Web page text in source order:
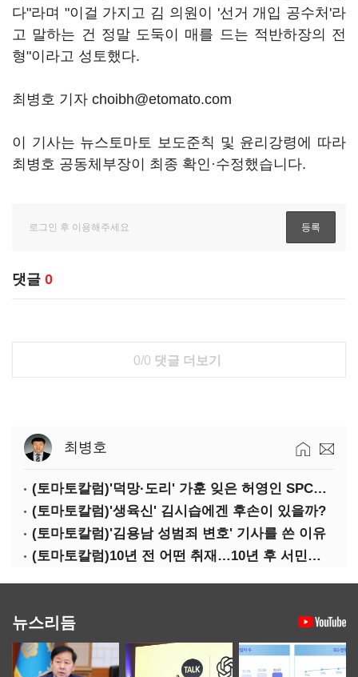
다"라며 "이걸 가지고 김 의원이 '선거 개입 공수처'라
고 말하는 건 정말 도둑이 매를 드는 적반하장의 전
형"이라고 성토했다.
최병호 기자 choibh@etomato.com
이 기사는 뉴스토마토 보도준칙 및 윤리강령에 따라
최병호 공동체부장이 최종 확인·수정했습니다.
댓글 0
0/0 댓글 더보기
최병호
(토마토칼럼)'덕망·도리' 가훈 잊은 허영인 SPC그룹 회장
(토마토칼럼)'생육신' 김시습에겐 후손이 있을까?
(토마토칼럼)'김용남 성범죄 변호' 기사를 쓴 이유
(토마토칼럼)10년 전 어떤 취재…10년 후 서민석·박상용
뉴스리듬